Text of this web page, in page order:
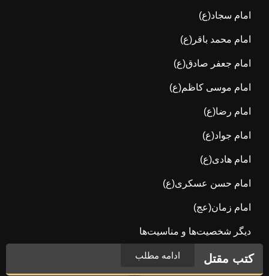
امام سجاد(ع)
امام محمد باقر(ع)
امام جعفر صادق(ع)
امام موسی کاظم(ع)
امام رضا(ع)
امام جواد(ع)
امام هادی(ع)
امام حسن عسکری(ع)
امام زمان(عج)
دیگر شخصیت‌ها و مناسیت‌ها
کتب مقتل ادامه مطلب